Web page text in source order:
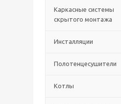
Каркасные системы
скрытого монтажа
Инсталляции
Полотенцесушители
Котлы